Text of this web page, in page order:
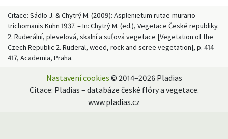
Citace: Sádlo J. & Chytrý M. (2009): Asplenietum rutae-murario-
trichomanis Kuhn 1937. – In: Chytrý M. (ed.), Vegetace České republiky.
2. Ruderální, plevelová, skalní a suťová vegetace [Vegetation of the
Czech Republic 2. Ruderal, weed, rock and scree vegetation], p. 414–
417, Academia, Praha.
Nastavení cookies © 2014–2026 Pladias
Citace: Pladias – databáze české flóry a vegetace.
www.pladias.cz